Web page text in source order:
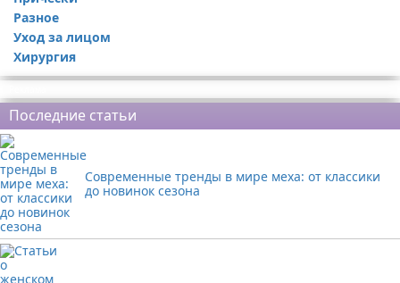
Разное
Уход за лицом
Хирургия
Последние статьи
Современные тренды в мире меха: от классики
до новинок сезона